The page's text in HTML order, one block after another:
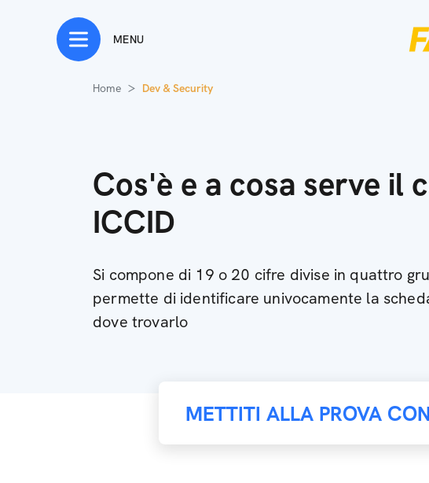
MENU
Home Dev & Security
Cos'è e a cosa serve il
ICCID
Si compone di 19 o 20 cifre divise in quattro
permette di identificare univocamente la
dove trovarlo
METTITI ALLA PROVA